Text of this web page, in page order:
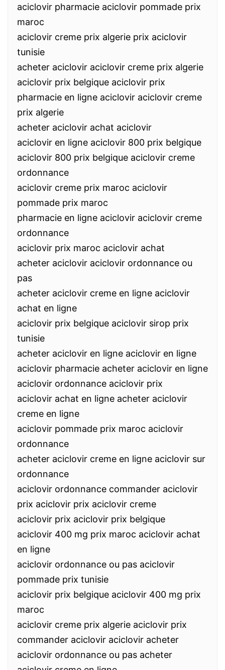
aciclovir pharmacie aciclovir pommade prix
maroc
aciclovir creme prix algerie prix aciclovir
tunisie
acheter aciclovir aciclovir creme prix algerie
aciclovir prix belgique aciclovir prix
pharmacie en ligne aciclovir aciclovir creme
prix algerie
acheter aciclovir achat aciclovir
aciclovir en ligne aciclovir 800 prix belgique
aciclovir 800 prix belgique aciclovir creme
ordonnance
aciclovir creme prix maroc aciclovir
pommade prix maroc
pharmacie en ligne aciclovir aciclovir creme
ordonnance
aciclovir prix maroc aciclovir achat
acheter aciclovir aciclovir ordonnance ou
pas
acheter aciclovir creme en ligne aciclovir
achat en ligne
aciclovir prix belgique aciclovir sirop prix
tunisie
acheter aciclovir en ligne aciclovir en ligne
aciclovir pharmacie acheter aciclovir en ligne
aciclovir ordonnance aciclovir prix
aciclovir achat en ligne acheter aciclovir
creme en ligne
aciclovir pommade prix maroc aciclovir
ordonnance
acheter aciclovir creme en ligne aciclovir sur
ordonnance
aciclovir ordonnance commander aciclovir
prix aciclovir prix aciclovir creme
aciclovir prix aciclovir prix belgique
aciclovir 400 mg prix maroc aciclovir achat
en ligne
aciclovir ordonnance ou pas aciclovir
pommade prix tunisie
aciclovir prix belgique aciclovir 400 mg prix
maroc
aciclovir creme prix algerie aciclovir prix
commander aciclovir aciclovir acheter
aciclovir ordonnance ou pas acheter